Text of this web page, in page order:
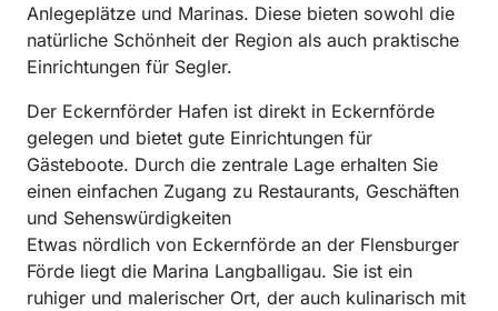
Anlegeplätze und Marinas. Diese bieten sowohl die
natürliche Schönheit der Region als auch praktische
Einrichtungen für Segler.
Der Eckernförder Hafen ist direkt in Eckernförde
gelegen und bietet gute Einrichtungen für
Gästeboote. Durch die zentrale Lage erhalten Sie
einen einfachen Zugang zu Restaurants, Geschäften
und Sehenswürdigkeiten
Etwas nördlich von Eckernförde an der Flensburger
Förde liegt die Marina Langballigau. Sie ist ein
ruhiger und malerischer Ort, der auch kulinarisch mit